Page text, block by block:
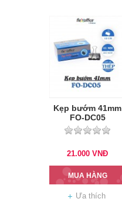
Kẹp bướm 41mm
FO-DC05
21.000 VNĐ
MUA HÀNG
Ưa thích